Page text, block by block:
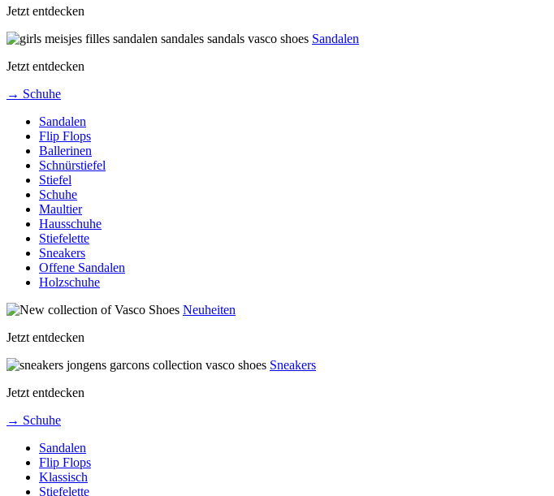
Jetzt entdecken
Sandalen
Jetzt entdecken
→ Schuhe
Sandalen
Flip Flops
Ballerinen
Schnürstiefel
Stiefel
Schuhe
Maultier
Hausschuhe
Stiefelette
Sneakers
Offene Sandalen
Holzschuhe
Neuheiten
Jetzt entdecken
Sneakers
Jetzt entdecken
→ Schuhe
Sandalen
Flip Flops
Klassisch
Stiefelette